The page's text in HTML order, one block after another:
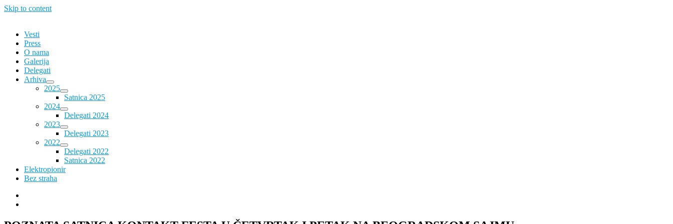
Skip to content
Vesti
Press
O nama
Galerija
Delegati
Arhiva
2025
Satnica 2025
2024
Delegati 2024
2023
Delegati 2023
2022
Delegati 2022
Satnica 2022
Elektropionir
Bez straha